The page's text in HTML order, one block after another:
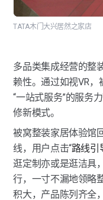
TATA木门大兴居然之家店
多品类集成经营的整
赖性。通过如视VR，
“一站式服务”的服务
修新模式。
被窝整装家居体验馆
线，用户点击“路线引
逛定制亦或是逛洁具
行，一寸不漏地领略
积大，产品陈列齐全